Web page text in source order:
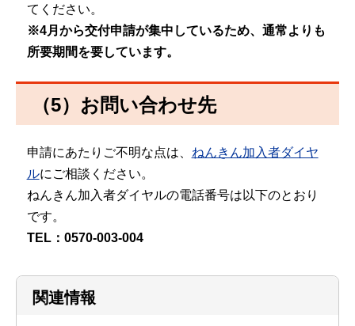
てください。
※4月から交付申請が集中しているため、通常よりも
所要期間を要しています。
（5）お問い合わせ先
申請にあたりご不明な点は、 ねんきん加入者ダイヤ
ルにご相談ください。
ねんきん加入者ダイヤルの電話番号は以下のとおり
です。
TEL：0570-003-004
関連情報